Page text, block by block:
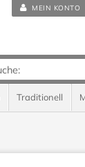
MEIN KONTO
Traditionell